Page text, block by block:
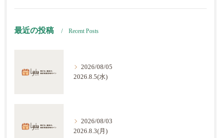
最近の投稿 Recent Posts
2026/08/05
2026.8.5(水)
2026/08/03
2026.8.3(月)